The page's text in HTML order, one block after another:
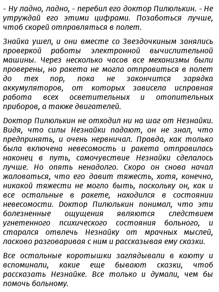
- Ну ладно, ладно, - перебил его доктор Пилюлькин. - Не
утруждай его этими цифрами. Позаботься лучше,
чтоб скорей отправляться в полет.
Знайка ушел, и они вместе со Звездочкиным занялись
проверкой работы электронной вычислительной
машины. Через несколько часов все механизмы были
проверены, но ракета не могла отправиться в полет
до тех пор, пока не закончится зарядка
аккумуляторов, от которых зависела исправная
работа всех осветительных и отопительных
приборов, а также двигателей.
Доктор Пилюлькин не отходил ни на шаг от Незнайки.
Видя, что силы Незнайки падают, он не знал, что
предпринять, и очень нервничал. Правда, как только
была включена невесомость и ракета отправилась
наконец в путь, самочувствие Незнайки сделалось
лучше. Но опять ненадолго. Скоро он снова начал
жаловаться, что его давит тяжесть, хотя, конечно,
никакой тяжести не могло быть, поскольку он, как и
все остальные в ракете, находился в состоянии
невесомости. Доктор Пилюлькин понимал, что эти
болезненные ощущения являются следствием
угнетенного психического состояния больного, и
старался отвлечь Незнайку от мрачных мыслей,
ласково разговаривая с ним и рассказывая ему сказки.
Все остальные коротышки заглядывали в каюту и
вспоминали, какие еще бывают сказки, чтоб
рассказать Незнайке. Все только и думали, чем бы
помочь больному.